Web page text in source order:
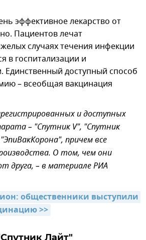
эффективное лекарство от
Пациентов лечат
случаях течения инфекции
в госпитализации и
Единственный доступный способ
– всеобщая вакцинация
и доступных
– "Спутник V", "Спутник
причем все
О том, чем они
друга, – в материале РИА
общественники выступили
>>
Лайт"